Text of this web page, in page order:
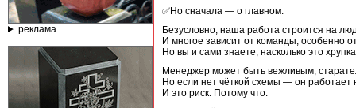
реклама
✅Но сначала — о главном.
Безусловно, наша работа строится на
И многое зависит от команды, особенно
Но вы и сами знаете, насколько это
Менеджер может быть вежливым,
Но если нет чёткой схемы — он работает
И это риск. Потому что: